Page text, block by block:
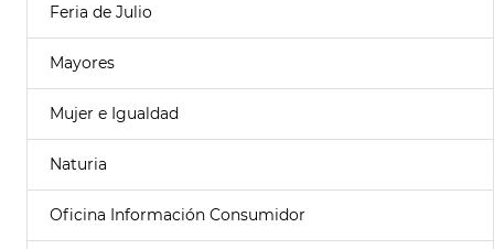
Feria de Julio
Mayores
Mujer e Igualdad
Naturia
Oficina Información Consumidor